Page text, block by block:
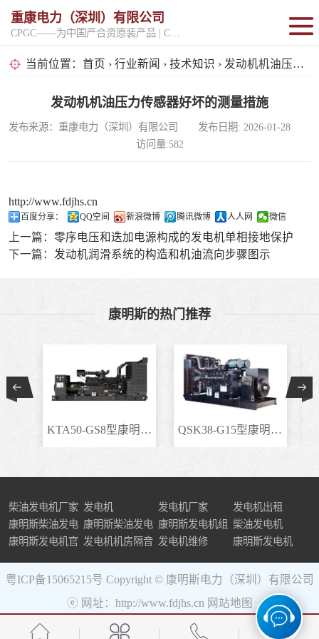
重康电力（深圳）有限公司
当前位置： 首页 › 行业新闻 › 技术知识 › 发动机机油压力传感器好坏的测量措施
发动机机油压力传感器好坏的测量措施
发布来源：重康电力（深圳）有限公司 发布日期: 2026-01-28
访问量:582
http://www.fdjhs.cn
百度分享： QQ空间 新浪微博 腾讯微博 人人网 微信
上一篇： 零序电压和迭加电源构成的发电机单相接地保护
下一篇： 发动机润滑系统的构造和机油流向步骤图示
康明斯的热门推荐
KTA50-GS8型康明斯柴.. QSK38-G15型康明斯柴..
柴油发电机厂家 发电机 发电机厂家
发电机出租
康明斯柴油发电
机组
康明斯柴油发电
机
康明斯发电机组 柴油发电机
康明斯发电机官 发电机机房隔音 发电机维修 康明斯发电机
粤ICP备15065215号 Copyright © 康明斯电力（深圳）有限公司
ⓔ 网址：http://www.fdjhs.cn 网站地图
固定开架式
超静音型
移动电站